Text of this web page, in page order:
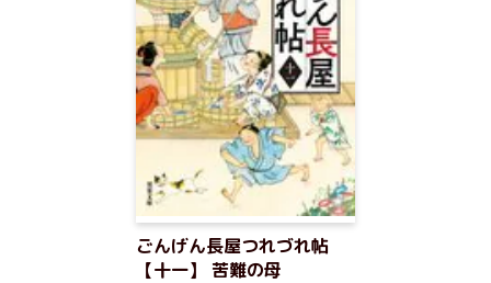
ごんげん長屋つれづれ帖
【十一】 苦難の母